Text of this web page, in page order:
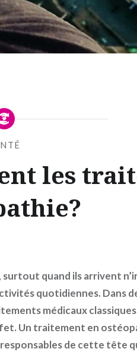
les
quand ils arrivent
quotidiennes. Dans
médicaux
Un traitement en
de cette tête